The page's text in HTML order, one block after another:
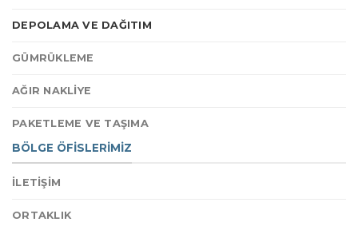
DEPOLAMA VE DAĞITIM
GÜMRÜKLEME
AĞIR NAKLİYE
PAKETLEME VE TAŞIMA
BÖLGE ÖFİSLERİMİZ
İLETİŞİM
ORTAKLIK